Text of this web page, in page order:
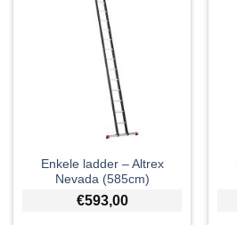
Enkele ladder – Altrex
Nevada (585cm)
€593,00